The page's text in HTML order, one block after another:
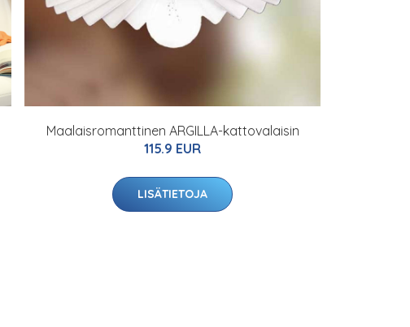
Maalaisromanttinen ARGILLA-kattovalaisin
115.9 EUR
LISÄTIETOJA